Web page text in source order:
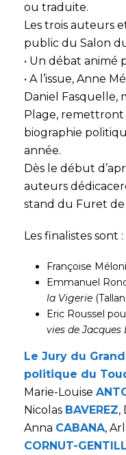
ou traduite.
Les trois auteurs
public du Salon
• Un débat animé
• A l’issue, Anne
Daniel Fasquelle,
Plage, remettront
biographie
année.
Dès le début
auteurs
stand du Furet de
Les finalistes sont :
Françoise
Emmanuel
la Vigerie
Eric Roussel
vies de
Le Jury du
politique du
Marie-Louise
Nicolas BAVEREZ,
Anna CABANA,
CORNUT-